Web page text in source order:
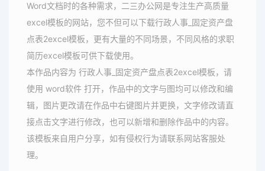
Word文档时的各种需求，二三办公网是专注生产高质量
excel模板的网站，您不但可以下载行政人事_固定资产盘
点表2excel模板，更有大量的不同场景，不同风格的求职
简历excel模板可供下载使用。
本作品内容为 行政人事_固定资产盘点表2excel模板，请
使用 word软件 打开，作品中的文字与图均可以修改和编
辑，图片更改请在作品中右键图片并更换，文字修改请直
接点击文字进行修改，也可以新增和删除作品中的内容。
该模板来自用户分享，如有侵权行为请联系网站客服处
理。